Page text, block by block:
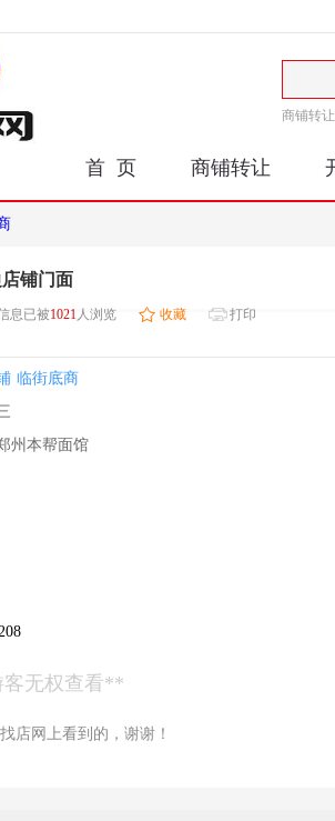
商铺转让
首 页 商铺转让
铺门面
息已被1021人浏览 收藏 打印
临街底商
州本帮面馆
无权查看**
店网上看到的，谢谢！